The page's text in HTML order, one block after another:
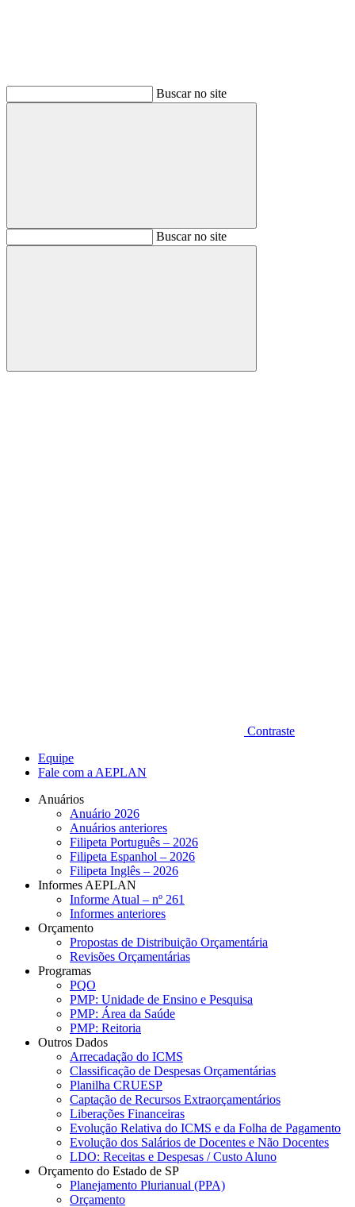
Buscar no site
BuscarBuscar no site
Buscar
Contraste
Equipe
Fale com a AEPLAN
Anuários
Anuário 2026
Anuários anteriores
Filipeta Português – 2026
Filipeta Espanhol – 2026
Filipeta Inglês – 2026
Informes AEPLAN
Informe Atual – nº 261
Informes anteriores
Orçamento
Propostas de Distribuição Orçamentária
Revisões Orçamentárias
Programas
PQO
PMP: Unidade de Ensino e Pesquisa
PMP: Área da Saúde
PMP: Reitoria
Outros Dados
Arrecadação do ICMS
Classificação de Despesas Orçamentárias
Planilha CRUESP
Captação de Recursos Extraorçamentários
Liberações Financeiras
Evolução Relativa do ICMS e da Folha de Pagamento
Evolução dos Salários de Docentes e Não Docentes
LDO: Receitas e Despesas / Custo Aluno
Orçamento do Estado de SP
Planejamento Plurianual (PPA)
Orçamento